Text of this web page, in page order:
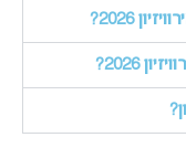
2026?
2026?